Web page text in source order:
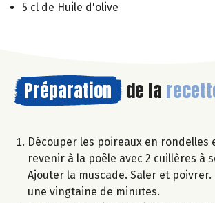
5 cl de Huile d'olive
Préparation de la
Découper les poireaux en rondelles
revenir à la poêle avec 2 cuillères à
Ajouter la muscade. Saler et poivrer.
une vingtaine de minutes.